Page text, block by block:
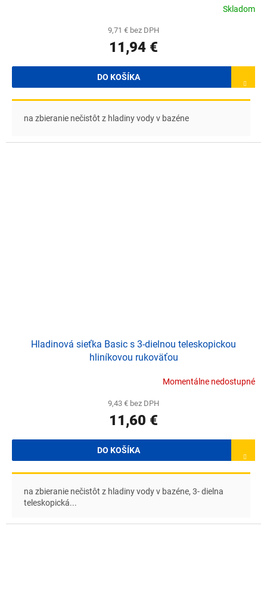
Skladom
9,71 € bez DPH
11,94 €
DO KOŠÍKA
na zbieranie nečistôt z hladiny vody v bazéne
Hladinová sieťka Basic s 3-dielnou teleskopickou
hliníkovou rukoväťou
Momentálne nedostupné
9,43 € bez DPH
11,60 €
DO KOŠÍKA
na zbieranie nečistôt z hladiny vody v bazéne, 3- dielna
teleskopická...